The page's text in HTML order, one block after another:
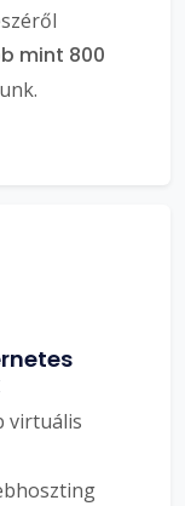
mint 800
virtuális